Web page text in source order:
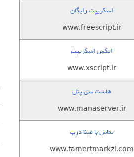
اسکریپت رایگان
www.freescript.ir
ایکس اسکریپت
www.xscript.ir
هاست سی پنل
www.manaserver.ir
تماس با مینا درب
www.tamertmarkzi.com